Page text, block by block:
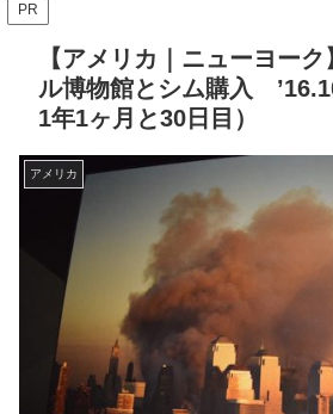
PR
【アメリカ｜ニューヨー
ル博物館とシム購入
1年1ヶ月と30日目）
アメリカ